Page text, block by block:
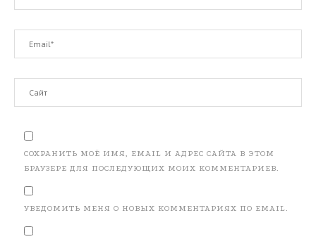
СОХРАНИТЬ МОЁ ИМЯ, EMAIL И АДРЕС САЙТА В ЭТОМ
БРАУЗЕРЕ ДЛЯ ПОСЛЕДУЮЩИХ МОИХ КОММЕНТАРИЕВ.
УВЕДОМИТЬ МЕНЯ О НОВЫХ КОММЕНТАРИЯХ ПО EMAIL.